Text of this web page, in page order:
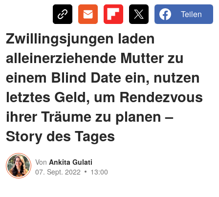
Teilen
Zwillingsjungen laden
alleinerziehende Mutter zu
einem Blind Date ein, nutzen
letztes Geld, um Rendezvous
ihrer Träume zu planen –
Story des Tages
Von Ankita Gulati
07. Sept. 2022
13:00